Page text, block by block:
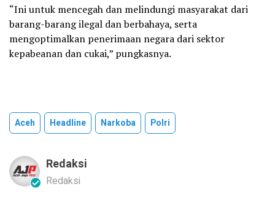
“Ini untuk mencegah dan melindungi masyarakat dari
barang-barang ilegal dan berbahaya, serta
mengoptimalkan penerimaan negara dari sektor
kepabeanan dan cukai,” pungkasnya.
Aceh Headline Narkoba Polri
Redaksi
Redaksi